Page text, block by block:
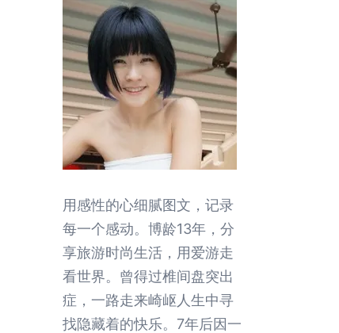
用感性的心细腻图文，记录
每一个感动。博龄13年，分
享旅游时尚生活，用爱游走
看世界。曾得过椎间盘突出
症，一路走来崎岖人生中寻
找隐藏着的快乐。7年后因一